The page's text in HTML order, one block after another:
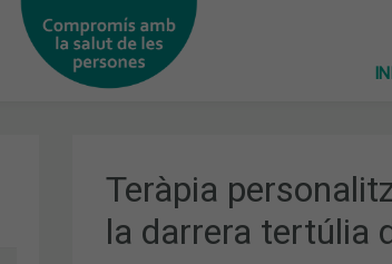
Teràpia
la darrera tertúlia